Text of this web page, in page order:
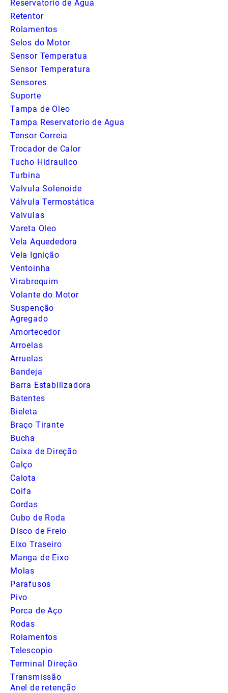
Reservatorio de Agua
Retentor
Rolamentos
Selos do Motor
Sensor Temperatua
Sensor Temperatura
Sensores
Suporte
Tampa de Oleo
Tampa Reservatorio de Agua
Tensor Correia
Trocador de Calor
Tucho Hidraulico
Turbina
Valvula Solenoide
Válvula Termostática
Valvulas
Vareta Oleo
Vela Aquededora
Vela Ignição
Ventoinha
Virabrequim
Volante do Motor
Suspenção
Agregado
Amortecedor
Arroelas
Arruelas
Bandeja
Barra Estabilizadora
Batentes
Bieleta
Braço Tirante
Bucha
Caixa de Direção
Calço
Calota
Coifa
Cordas
Cubo de Roda
Disco de Freio
Eixo Traseiro
Manga de Eixo
Molas
Parafusos
Pivo
Porca de Aço
Rodas
Rolamentos
Telescopio
Terminal Direção
Transmissão
Anel de retenção